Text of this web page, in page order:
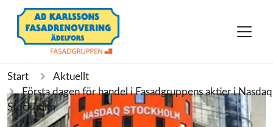
Start
Aktuellt
Första dagen för handel i Fasadgruppens aktier i Nasdaq
Stockholm